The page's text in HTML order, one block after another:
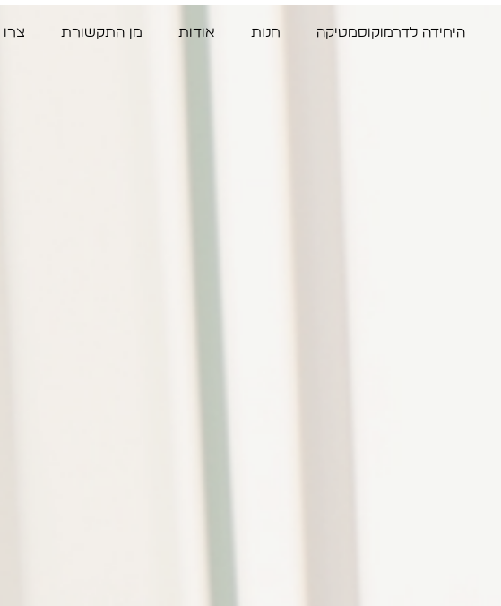
היחידה לדרמוקוסמטיקה חנות אודות מן התקשורת